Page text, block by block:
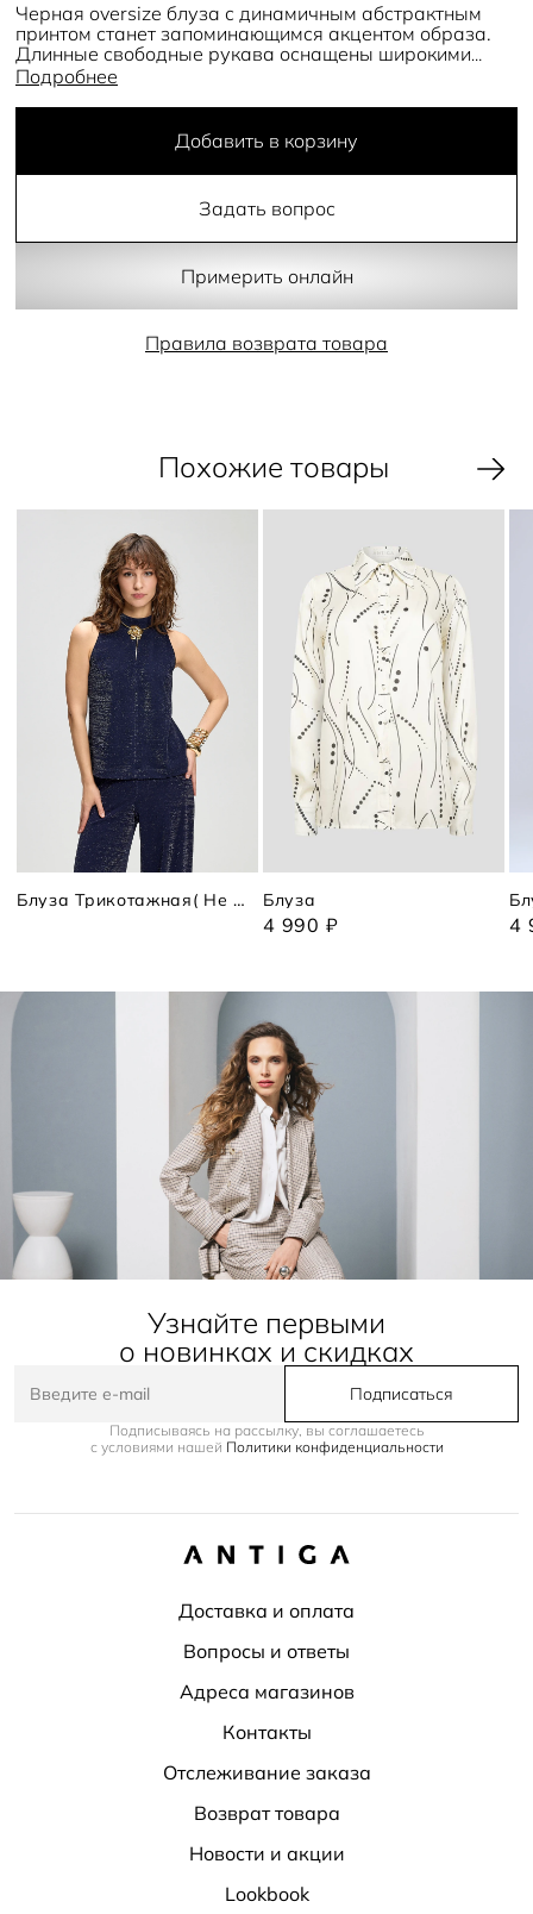
Черная oversize блуза с динамичным абстрактным
принтом станет запоминающимся акцентом образа.
Длинные свободные рукава оснащены широкими
манжетами и застегиваются на две круглые
пуговицы. Фигурный низ также подчеркивает общую
динамику более плавными округлыми линиями, если
носить модель навыпуск. Застегивается блуза на ряд
потайных пуговиц.
- отложной воротник
- широкие манжеты
Подробнее
Добавить в корзину
Задать вопрос
Примерить онлайн
Правила возврата товара
Похожие товары
Блуза Трикотажная( Не Вязаная) Блуза
4 990 ₽ 4
Узнайте первыми
о новинках и скидках
Подписаться
Подписываясь на рассылку, вы соглашаетесь
с условиями нашей Политики конфиденциальности
Доставка и оплата
Вопросы и ответы
Адреса магазинов
Контакты
Отслеживание заказа
Возврат товара
Новости и акции
Lookbook